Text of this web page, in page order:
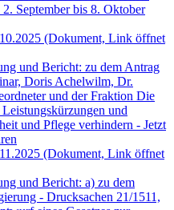
September bis 8. Oktober
(Dokument, Link öffnet
und Bericht: zu dem Antrag
Doris Achelwilm, Dr.
und der Fraktion Die
und
und Pflege verhindern - Jetzt
(Dokument, Link öffnet
und Bericht: a) zu dem
- Drucksachen 21/1511,